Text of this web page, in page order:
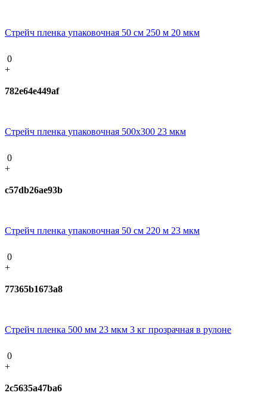
Стрейч пленка упаковочная 50 см 250 м 20 мкм
0
+
782e64e449af
Стрейч пленка упаковочная 500х300 23 мкм
0
+
c57db26ae93b
Стрейч пленка упаковочная 50 см 220 м 23 мкм
0
+
77365b1673a8
Стрейч пленка 500 мм 23 мкм 3 кг прозрачная в рулоне
0
+
2c5635a47ba6